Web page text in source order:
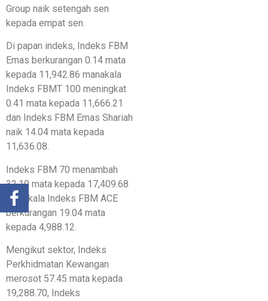
Group naik setengah sen
kepada empat sen.
Di papan indeks, Indeks FBM
Emas berkurangan 0.14 mata
kepada 11,942.86 manakala
Indeks FBMT 100 meningkat
0.41 mata kepada 11,666.21
dan Indeks FBM Emas Shariah
naik 14.04 mata kepada
11,636.08.
Indeks FBM 70 menambah
32.10 mata kepada 17,409.68
manakala Indeks FBM ACE
berkurangan 19.04 mata
kepada 4,988.12.
Mengikut sektor, Indeks
Perkhidmatan Kewangan
merosot 57.45 mata kepada
19,288.70, Indeks